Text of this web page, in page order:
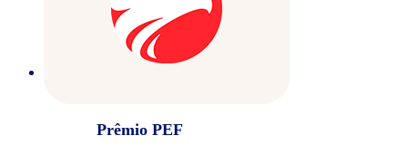
Prêmio PEF